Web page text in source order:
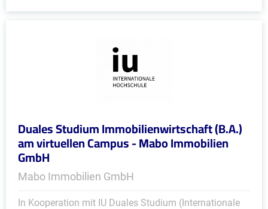
Duales Studium Immobilienwirtschaft (B.A.)
am virtuellen Campus - Mabo Immobilien
GmbH
Mabo Immobilien GmbH
In Kooperation mit IU Duales Studium (Internationale